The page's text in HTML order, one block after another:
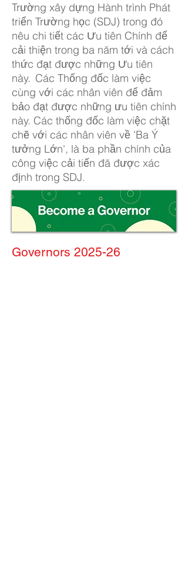
Trường xây dựng Hành trình Phát
triển Trường học (SDJ) trong đó
nêu chi tiết các Ưu tiên Chính để
cải thiện trong ba năm tới và cách
thức đạt được những Ưu tiên
này. Các Thống đốc làm việc
cùng với các nhân viên để đảm
bảo đạt được những ưu tiên chính
này. Các thống đốc làm việc chặt
chẽ với các nhân viên về 'Ba Ý
tưởng Lớn', là ba phần chính của
công việc cải tiến đã được xác
định trong SDJ.
Governors 2025-26